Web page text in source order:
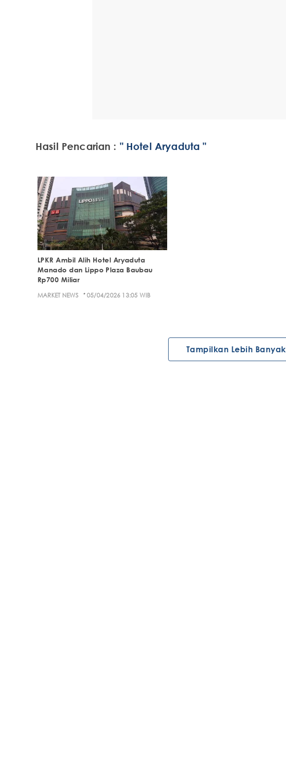
Hasil Pencarian : " Hotel Aryaduta "
LPKR Ambil Alih Hotel Aryaduta
Manado dan Lippo Plaza Baubau
Rp700 Miliar
MARKET NEWS · 05/04/2026 13:05 WIB
Tampilkan Lebih Banyak